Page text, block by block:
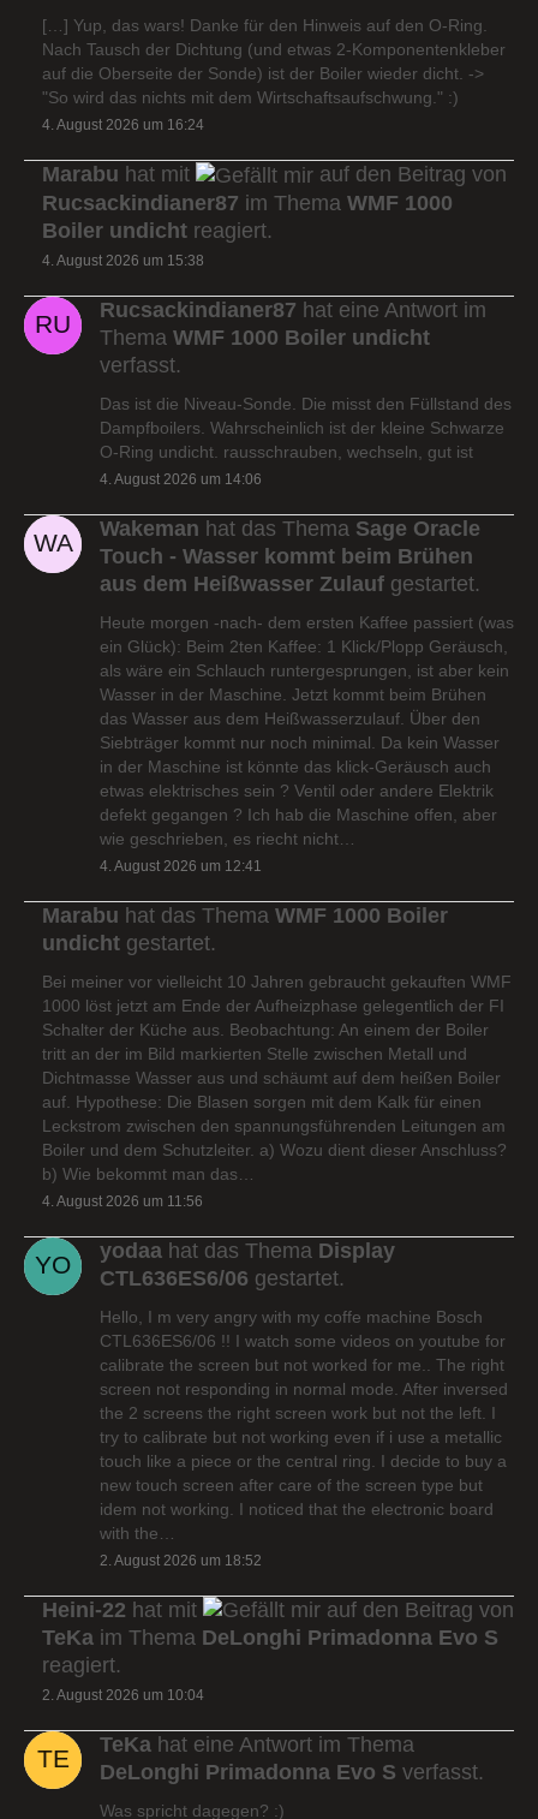
[…] Yup, das wars! Danke für den Hinweis auf den O-Ring.
Nach Tausch der Dichtung (und etwas 2-Komponentenkleber
auf die Oberseite der Sonde) ist der Boiler wieder dicht. ->
"So wird das nichts mit dem Wirtschaftsaufschwung." :)
4. August 2026 um 16:24
Marabu hat mit
auf den Beitrag von
Rucsackindianer87 im Thema WMF 1000
Boiler undicht reagiert.
4. August 2026 um 15:38
Rucsackindianer87 hat eine Antwort im
Thema WMF 1000 Boiler undicht
verfasst.
Das ist die Niveau-Sonde. Die misst den Füllstand des
Dampfboilers. Wahrscheinlich ist der kleine Schwarze
O-Ring undicht. rausschrauben, wechseln, gut ist
4. August 2026 um 14:06
Wakeman hat das Thema Sage Oracle
Touch - Wasser kommt beim Brühen
aus dem Heißwasser Zulauf gestartet.
Heute morgen -nach- dem ersten Kaffee passiert (was
ein Glück): Beim 2ten Kaffee: 1 Klick/Plopp Geräusch,
als wäre ein Schlauch runtergesprungen, ist aber kein
Wasser in der Maschine. Jetzt kommt beim Brühen
das Wasser aus dem Heißwasserzulauf. Über den
Siebträger kommt nur noch minimal. Da kein Wasser
in der Maschine ist könnte das klick-Geräusch auch
etwas elektrisches sein ? Ventil oder andere Elektrik
defekt gegangen ? Ich hab die Maschine offen, aber
wie geschrieben, es riecht nicht…
4. August 2026 um 12:41
Marabu hat das Thema WMF 1000 Boiler
undicht gestartet.
Bei meiner vor vielleicht 10 Jahren gebraucht gekauften WMF
1000 löst jetzt am Ende der Aufheizphase gelegentlich der FI
Schalter der Küche aus. Beobachtung: An einem der Boiler
tritt an der im Bild markierten Stelle zwischen Metall und
Dichtmasse Wasser aus und schäumt auf dem heißen Boiler
auf. Hypothese: Die Blasen sorgen mit dem Kalk für einen
Leckstrom zwischen den spannungsführenden Leitungen am
Boiler und dem Schutzleiter. a) Wozu dient dieser Anschluss?
b) Wie bekommt man das…
4. August 2026 um 11:56
yodaa hat das Thema Display
CTL636ES6/06 gestartet.
Hello, I m very angry with my coffe machine Bosch
CTL636ES6/06 !! I watch some videos on youtube for
calibrate the screen but not worked for me.. The right
screen not responding in normal mode. After inversed
the 2 screens the right screen work but not the left. I
try to calibrate but not working even if i use a metallic
touch like a piece or the central ring. I decide to buy a
new touch screen after care of the screen type but
idem not working. I noticed that the electronic board
with the…
2. August 2026 um 18:52
Heini-22 hat mit
auf den Beitrag von
TeKa im Thema DeLonghi Primadonna Evo S
reagiert.
2. August 2026 um 10:04
TeKa hat eine Antwort im Thema
DeLonghi Primadonna Evo S verfasst.
Was spricht dagegen? :)